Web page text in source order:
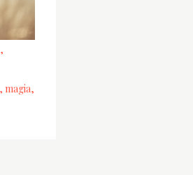
magia